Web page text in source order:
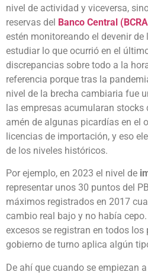
nivel de actividad y viceversa,
reservas del Banco Central
estén monitoreando el devenir de
estudiar lo que ocurrió en el
discrepancias sobre todo a la
referencia porque tras la
nivel de la brecha cambiaria fue
las empresas acumularan
amén de algunas picardías en el
licencias de importación, y eso
de los niveles históricos.
Por ejemplo, en 2023 el nivel de
representar unos 30 puntos del
máximos registrados en 2017
cambio real bajo y no había
excesos se registran en todos los
gobierno de turno aplica algún
De ahí que cuando se empiezan